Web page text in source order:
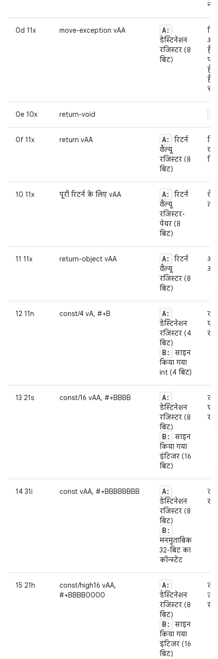
0d 11x move-exception vAA A:
डेस्टिनेशन
रजिस्टर (8
बिट)
है.
0e 10x return-void
0f 11x return vAA A:
रिटर्न
वैल्यू
रजिस्टर (8
बिट)
10 11x पूरी रिटर्न के लिए vAA A:
रिटर्न
वैल्यू
रजिस्टर-
पेयर (8
बिट)
11 11x return-object vAA A:
रिटर्न
वैल्यू
रजिस्टर (8
बिट)
12 11n const/4 vA, #+B A:
डेस्टिनेशन
रजिस्टर (4
बिट)
B:
साइन
किया गया
int (4 बिट)
दी
13 21s const/16 vAA, #+BBBB A:
डेस्टिनेशन
रजिस्टर (8
बिट)
B:
साइन
किया गया
इंटिजर (16
बिट)
दी
14 31i const vAA, #+BBBBBBBB A:
डेस्टिनेशन
रजिस्टर (8
बिट)
B:
मनमुताबिक
32-बिट का
कॉन्स्टेंट
दी
15 21h
const/high16 vAA,
#+BBBB0000
A:
डेस्टिनेशन
रजिस्टर (8
बिट)
B:
साइन
किया गया
इंटिजर (16
बिट)
दी